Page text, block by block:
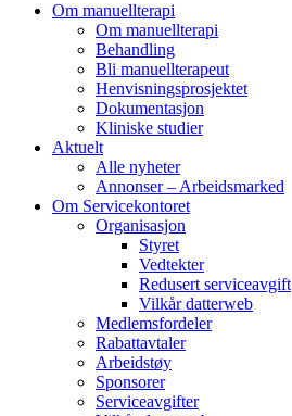
Om manuellterapi
Om manuellterapi
Behandling
Bli manuellterapeut
Henvisningsprosjektet
Dokumentasjon
Kliniske studier
Aktuelt
Alle nyheter
Annonser – Arbeidsmarked
Om Servicekontoret
Organisasjon
Styret
Vedtekter
Redusert serviceavgift
Vilkår datterweb
Medlemsfordeler
Rabattavtaler
Arbeidstøy
Sponsorer
Serviceavgifter